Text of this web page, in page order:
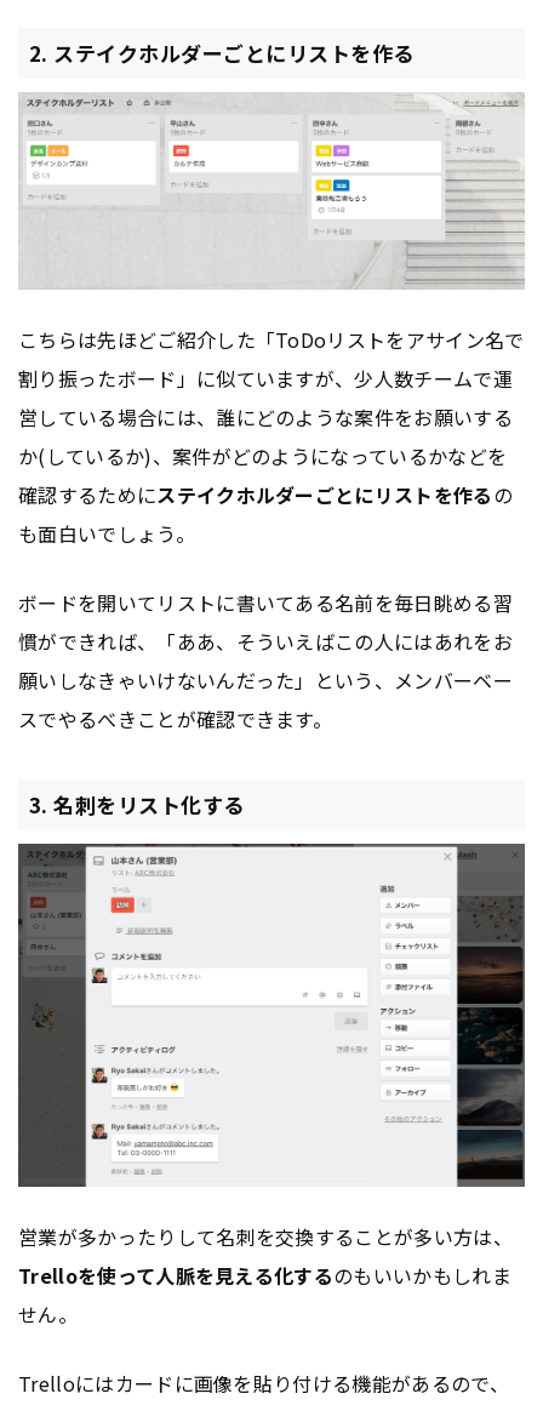
2. ステイクホルダーごとにリストを作る
こちらは先ほどご紹介した「ToDoリストをアサイン名で
割り振ったボード」に似ていますが、少人数チームで運
営している場合には、誰にどのような案件をお願いする
か(しているか)、案件がどのようになっているかなどを
確認するためにステイクホルダーごとにリストを作るの
も面白いでしょう。
ボードを開いてリストに書いてある名前を毎日眺める習
慣ができれば、「ああ、そういえばこの人にはあれをお
願いしなきゃいけないんだった」という、メンバーベー
スでやるべきことが確認できます。
3. 名刺をリスト化する
営業が多かったりして名刺を交換することが多い方は、
Trelloを使って人脈を見える化するのもいいかもしれま
せん。
Trelloにはカードに画像を貼り付ける機能があるので、